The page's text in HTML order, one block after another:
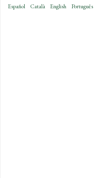
Español Català English Português